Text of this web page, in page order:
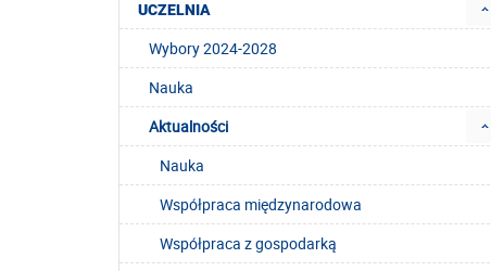
UCZELNIA
Wybory 2024-2028
Nauka
Aktualności
Nauka
Współpraca międzynarodowa
Współpraca z gospodarką